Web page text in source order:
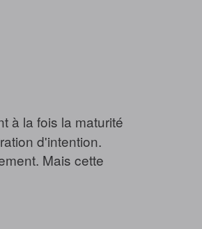
à la fois la maturité
d'intention.
Mais cette